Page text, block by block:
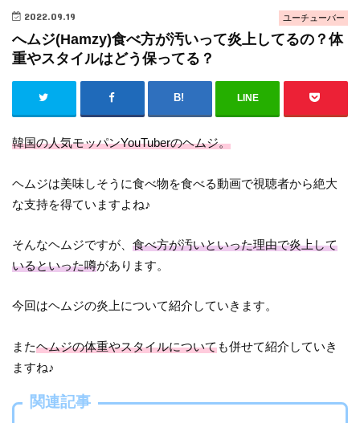
ユーチューバー
2022.09.19
へムジ(Hamzy)食べ方が汚いって炎上してるの？体
重やスタイルはどう保ってる？
LINE
韓国の人気モッパンYouTuberのヘムジ。
ヘムジは美味しそうに食べ物を食べる動画で視聴者から絶大
な支持を得ていますよね♪
そんなヘムジですが、食べ方が汚いといった理由で炎上して
いるといった噂があります。
今回はヘムジの炎上について紹介していきます。
またヘムジの体重やスタイルについても併せて紹介していき
ますね♪
関連記事